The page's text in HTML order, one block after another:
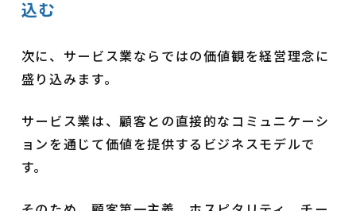
込む
次に、サービス業ならではの価値観を経営理念に
盛り込みます。
サービス業は、顧客との直接的なコミュニケーシ
ョンを通じて価値を提供するビジネスモデルで
す。